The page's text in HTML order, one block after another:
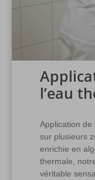
l’eau
Application de
sur plusieurs
enrichie en
thermale,
véritable